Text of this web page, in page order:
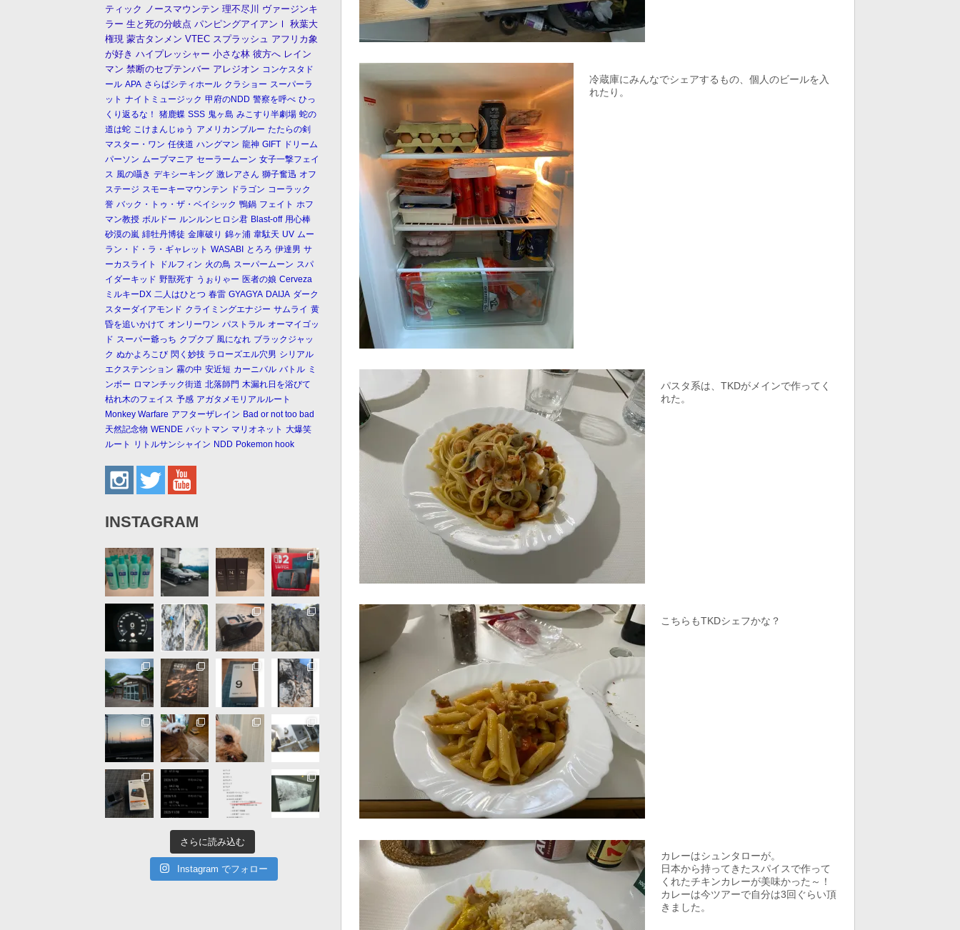
冷蔵庫にみんなでシェアするもの、個人のビールを入
れたり。
パスタ系は、TKDがメインで作ってく
れた。
こちらもTKDシェフかな？
カレーはシュンタローが。
日本から持ってきたスパイスで作って
くれたチキンカレーが美味かった～！
カレーは今ツアーで自分は3回ぐらい頂
きました。
ティック ノースマウンテン 理不尽川
ヴァージンキ
ラー 生と死の分岐点 パンピングアイアンⅠ
秋葉大
権現 蒙古タンメン VTEC スプラッシュ アフリカ象
が好き ハイプレッシャー 小さな林 彼方へ レイン
マン 禁断のセプテンバー アレジオン コンケスタド
ール APA さらばシティホール クラショー スーパーラ
ット ナイトミュージック 甲府のNDD 警察を呼べ ひっ
くり返るな！
猪鹿蝶 SSS 鬼ヶ島 みこすり半劇場 蛇の
道は蛇 こけまんじゅう アメリカンブルー たたらの剣
マスター・ワン 任侠道 ハングマン 龍神 GIFT ドリーム
パーソン ムーブマニア セーラームーン 女子一撃フェイ
ス 風の囁き デキシーキング 激レアさん 獅子奮迅 オフ
ステージ スモーキーマウンテン ドラゴン コーラック
誉 バック・トゥ・ザ・ベイシック 鴨鍋 フェイト ホフ
マン教授 ボルドー ルンルンヒロシ君 Blast-off 用心棒
砂漠の嵐 緋牡丹博徒 金庫破り 錦ヶ浦 韋駄天 UV ムー
ラン・ド・ラ・ギャレット WASABI とろろ 伊達男 サ
ーカスライト
ドルフィン 火の鳥 スーパームーン スパ
イダーキッド 野獣死す うぉりゃー 医者の娘 Cerveza
ミルキーDX 二人はひとつ 春雷 GYAGYA DAIJA ダーク
スターダイアモンド クライミングエナジー サムライ 黄
昏を追いかけて オンリーワン パストラル オーマイゴッ
ド スーパー爺っち クプクプ 風になれ ブラックジャッ
ク ぬかよろこび 閃く妙技 ラローズエル穴男 シリアル
エクステンション 霧の中 安近短 カーニバル バトル ミ
ンボー ロマンチック街道 北落師門 木漏れ日を浴びて
枯れ木のフェイス 予感 アガタメモリアルルート
Monkey Warfare アフターザレイン Bad or not too bad
天然記念物 WENDE バットマン マリオネット 大爆笑
ルート
リトルサンシャイン NDD Pokemon hook
INSTAGRAM
さらに読み込む
Instagram でフォロー